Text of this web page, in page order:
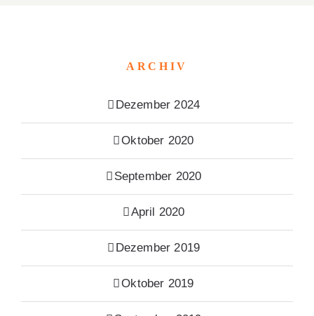
ARCHIV
Dezember 2024
Oktober 2020
September 2020
April 2020
Dezember 2019
Oktober 2019